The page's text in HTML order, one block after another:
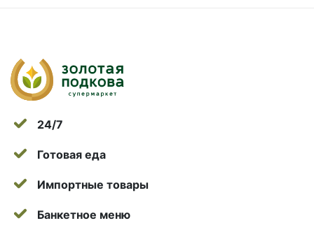
24/7
Готовая еда
Импортные товары
Банкетное меню